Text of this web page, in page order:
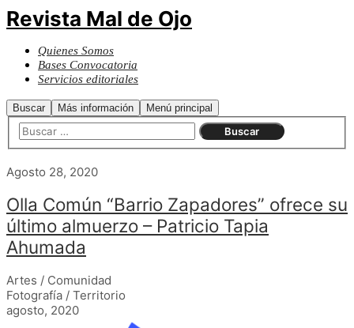
Revista Mal de Ojo
Quienes Somos
Bases Convocatoria
Servicios editoriales
Buscar Más información Menú principal
Agosto 28, 2020
Olla Común “Barrio Zapadores” ofrece su
último almuerzo – Patricio Tapia
Ahumada
Artes / Comunidad
Fotografía / Territorio
agosto, 2020